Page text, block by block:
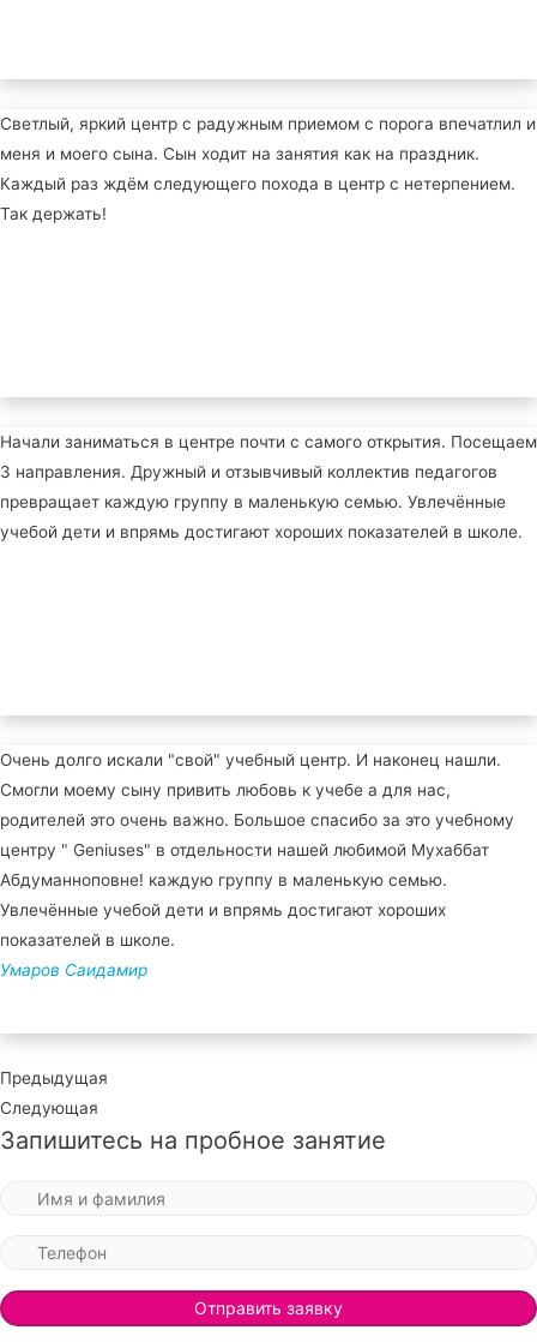
Светлый, яркий центр с радужным приемом с порога впечатлил и
меня и моего сына. Сын ходит на занятия как на праздник.
Каждый раз ждём следующего похода в центр с нетерпением.
Так держать!
Начали заниматься в центре почти с самого открытия. Посещаем
3 направления. Дружный и отзывчивый коллектив педагогов
превращает каждую группу в маленькую семью. Увлечённые
учебой дети и впрямь достигают хороших показателей в школе.
Очень долго искали "свой" учебный центр. И наконец нашли.
Смогли моему сыну привить любовь к учебе а для нас,
родителей это очень важно. Большое спасибо за это учебному
центру " Geniuses" в отдельности нашей любимой Мухаббат
Абдуманноповне! каждую группу в маленькую семью.
Увлечённые учебой дети и впрямь достигают хороших
показателей в школе.
Умаров Саидамир
Предыдущая
Следующая
Запишитесь на пробное занятие